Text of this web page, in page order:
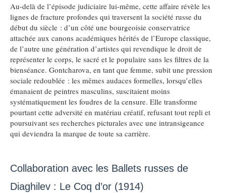
Au-delà de l’épisode judiciaire lui-même, cette affaire révèle les
lignes de fracture profondes qui traversent la société russe du
début du siècle : d’un côté une bourgeoisie conservatrice
attachée aux canons académiques hérités de l’Europe classique,
de l’autre une génération d’artistes qui revendique le droit de
représenter le corps, le sacré et le populaire sans les filtres de la
bienséance. Gontcharova, en tant que femme, subit une pression
sociale redoublée : les mêmes audaces formelles, lorsqu’elles
émanaient de peintres masculins, suscitaient moins
systématiquement les foudres de la censure. Elle transforme
pourtant cette adversité en matériau créatif, refusant tout repli et
poursuivant ses recherches picturales avec une intransigeance
qui deviendra la marque de toute sa carrière.
Collaboration avec les Ballets russes de
Diaghilev : Le Coq d’or (1914)